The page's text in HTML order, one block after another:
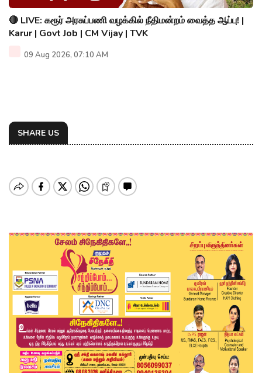
🔴 LIVE: கரூர் அரசுப்பணி வழக்கில் நீதிமன்றம் வைத்த ஆப்பு! |
Karur | Govt Job | CM Vijay | TVK
09 Aug 2026, 07:10 AM
SHARE US